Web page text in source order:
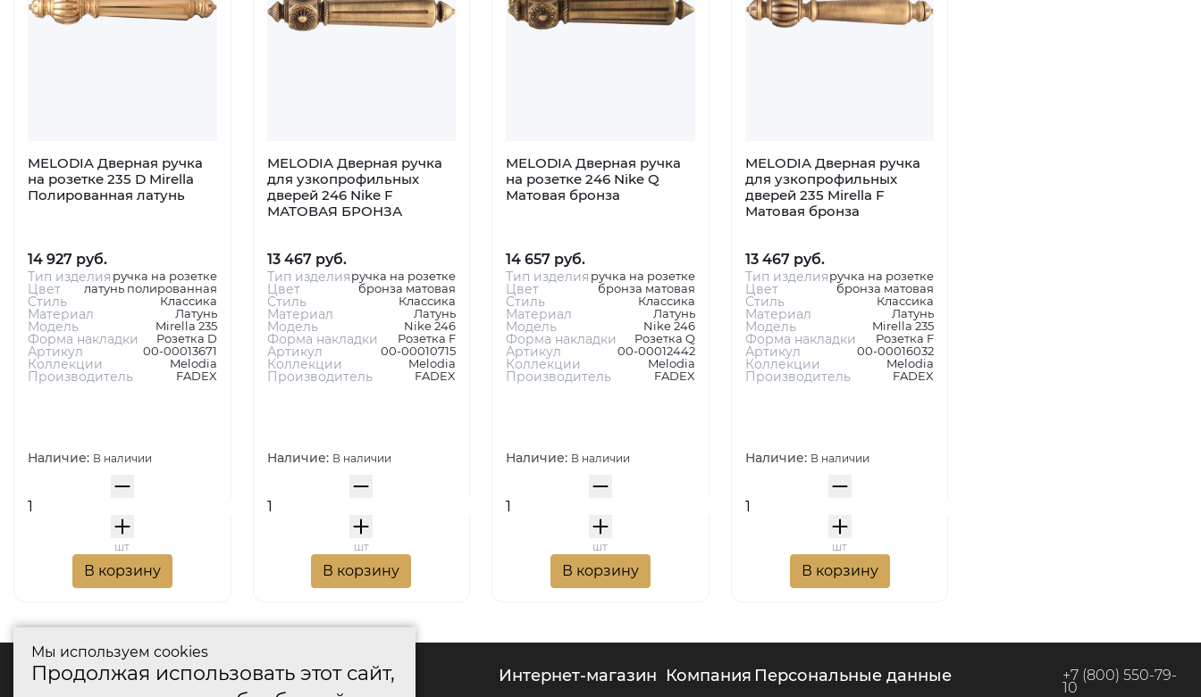
MELODIA Дверная ручка
на розетке 235 D Mirella
Полированная латунь
14 927 руб.
Тип изделия ручка на розетке
Цвет латунь полированная
Стиль Классика
Материал Латунь
Модель Mirella 235
Форма накладки Розетка D
Артикул 00-00013671
Коллекции Melodia
Производитель FADEX
Наличие: В наличии
шт
В корзину
MELODIA Дверная ручка
для узкопрофильных
дверей 246 Nike F
МАТОВАЯ БРОНЗА
13 467 руб.
Тип изделияручка на розетке
Цвет бронза матовая
Стиль Классика
Материал Латунь
Модель Nike 246
Форма накладки Розетка F
Артикул 00-00010715
Коллекции Melodia
Производитель FADEX
Наличие: В наличии
шт
В корзину
MELODIA Дверная ручка
на розетке 246 Nike Q
Матовая бронза
14 657 руб.
Тип изделия ручка на розетке
Цвет бронза матовая
Стиль Классика
Материал Латунь
Модель Nike 246
Форма накладки Розетка Q
Артикул 00-00012442
Коллекции Melodia
Производитель FADEX
Наличие: В наличии
шт
В корзину
MELODIA Дверная ручка
для узкопрофильных
дверей 235 Mirella F
Матовая бронза
13 467 руб.
Тип изделияручка на розетке
Цвет бронза матовая
Стиль Классика
Материал Латунь
Модель Mirella 235
Форма накладки Розетка F
Артикул 00-00016032
Коллекции Melodia
Производитель FADEX
Наличие: В наличии
шт
В корзину
каталог интернет-магазин компания персональные данные +7 (800) 550-79-
10
Мы используем cookies
Продолжая использовать этот сайт,